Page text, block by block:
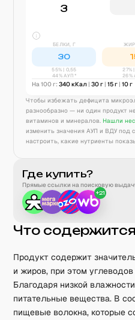
3
БЕЛКИ, Г
30
55% | 0,55
44% АУП*
27% |
26%
На 100 г: 340кКал | 30г | 15г | 10г
Чтобы избежать дефицита
разнообразно — ни один продукт
витаминов и минералов. Нашли
изменить значения АУП и ВДУ под
настроить, какие нутриенты
Где купить?
Прямые ссылки на поисковую
+21
Что
Продукт содержит
и жиров, при этом
Благодаря низкой
питательные вещества. В
пищевые волокна, которые